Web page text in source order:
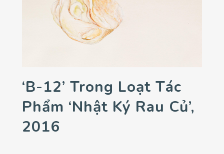
‘B-12’ Trong Loạt Tác
Phẩm ‘Nhật Ký Rau Củ’,
2016